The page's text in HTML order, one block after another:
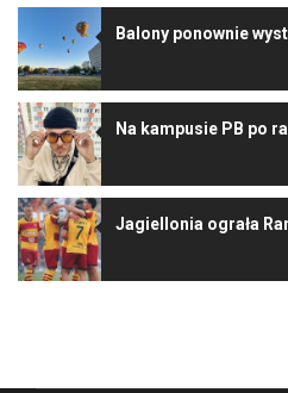
Balony ponownie
Na kampusie PB po
Jagiellonia ograła